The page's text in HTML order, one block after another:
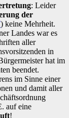
: Leider
der
) keine Mehrheit.
Landes war es
aller
in
hat im
beendet.
im Sinne einer
und damit aller
auf eine
!